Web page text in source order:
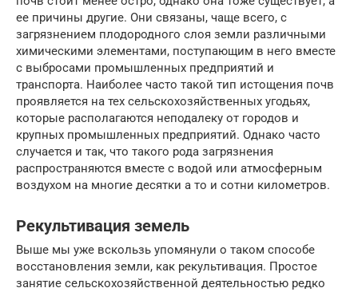
ее причины другие. Они связаны, чаще всего, с
загрязнением плодородного слоя земли различными
химическими элементами, поступающим в него вместе
с выбросами промышленных предприятий и
транспорта. Наиболее часто такой тип истощения почв
проявляется на тех сельскохозяйственных угодьях,
которые располагаются неподалеку от городов и
крупных промышленных предприятий. Однако часто
случается и так, что такого рода загрязнения
распространяются вместе с водой или атмосферным
воздухом на многие десятки а то и сотни километров.
Рекультивация земель
Выше мы уже вскользь упомянули о таком способе
восстановления земли, как рекультивация. Простое
занятие сельскохозяйственной деятельностью редко